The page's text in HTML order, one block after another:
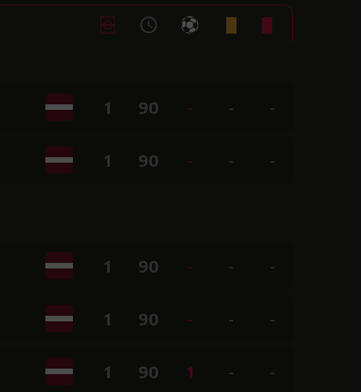
1 90 - - -
1 90 - - -
1 90 - - -
1 90 - - -
1 90 1 - -